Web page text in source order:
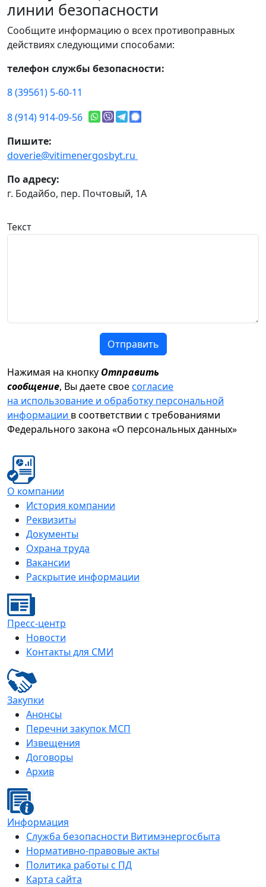
линии безопасности
Сообщите информацию о всех противоправных
действиях следующими способами:
телефон службы безопасности:
8 (39561) 5-60-11
8 (914) 914-09-56
Пишите:
doverie@vitimenergosbyt.ru
По адресу:
г. Бодайбо, пер. Почтовый, 1А
Текст
Отправить
Нажимая на кнопку Отправить
сообщение, Вы даете своесогласие
на использование и обработку персональной
информации в соответствии с требованиями
Федерального закона «О персональных данных»
О компании
История компании
Реквизиты
Документы
Охрана труда
Вакансии
Раскрытие информации
Пресс-центр
Новости
Контакты для СМИ
Закупки
Анонсы
Перечни закупок МСП
Извещения
Договоры
Архив
Информация
Служба безопасности Витимэнергосбыта
Нормативно-правовые акты
Политика работы с ПД
Карта сайта